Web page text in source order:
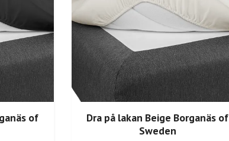
of
Dra på lakan Beige Borganäs of
Sweden